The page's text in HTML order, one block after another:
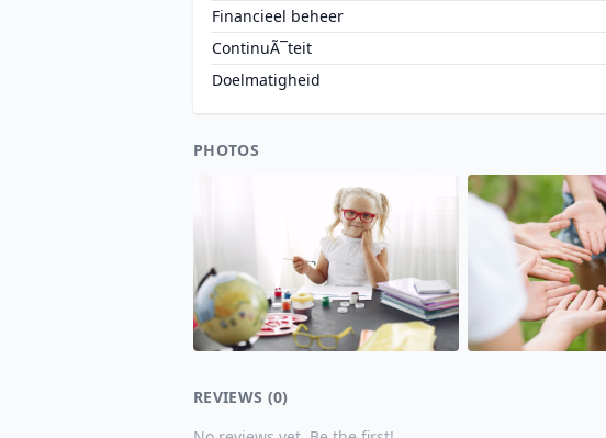
Financieel beheer
ContinuÃ¯teit
Doelmatigheid
PHOTOS
REVIEWS (0)